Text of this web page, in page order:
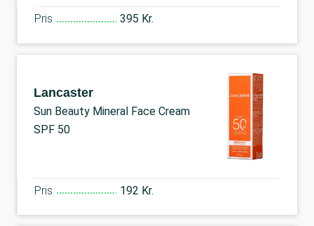
Pris 395 Kr.
Lancaster
Sun Beauty Mineral Face Cream
SPF 50
Pris 192 Kr.